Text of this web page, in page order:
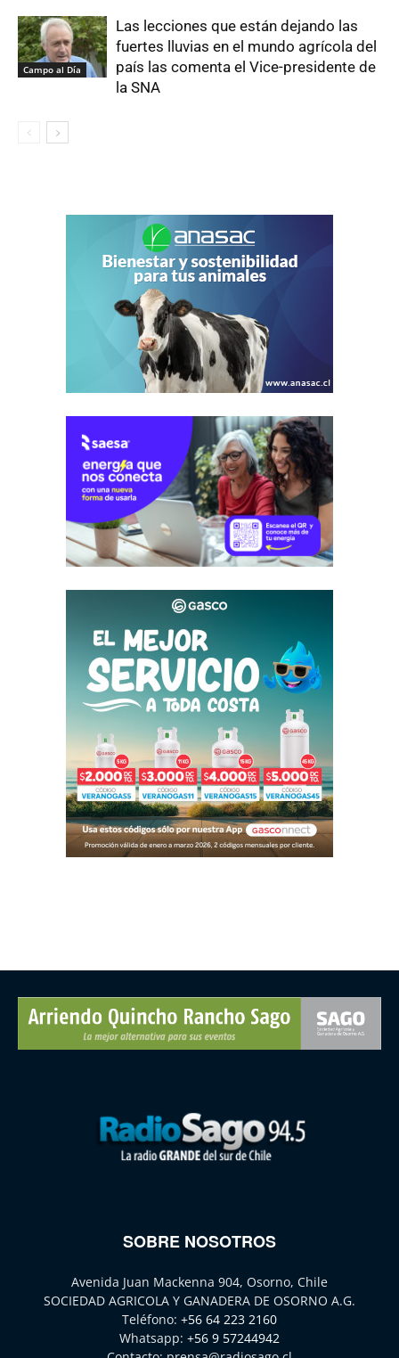
Campo al Día
Las lecciones que están dejando las
fuertes lluvias en el mundo agrícola del
país las comenta el Vice-presidente de
la SNA
SOBRE NOSOTROS
Avenida Juan Mackenna 904, Osorno, Chile
SOCIEDAD AGRICOLA Y GANADERA DE OSORNO A.G.
Teléfono: +56 64 223 2160
Whatsapp: +56 9 57244942